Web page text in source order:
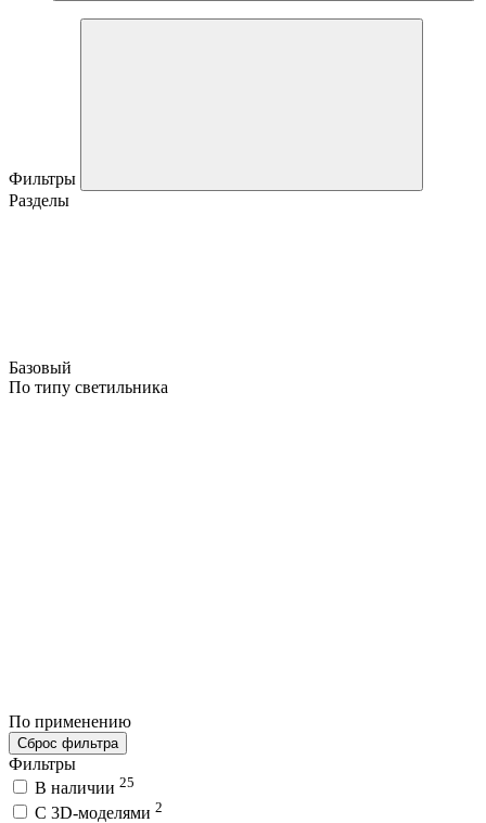
Фильтры
Разделы
Базовый
По типу светильника
По применению
Сброс фильтра
Фильтры
В наличии 25
C 3D-моделями 2